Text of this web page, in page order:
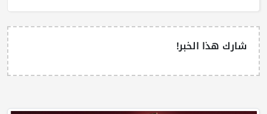
شارك هذا الخبر!